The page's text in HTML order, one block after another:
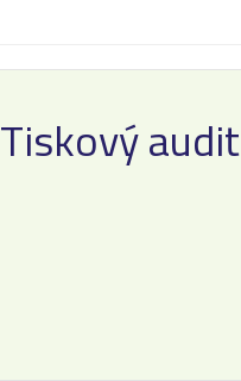
Tiskový audit